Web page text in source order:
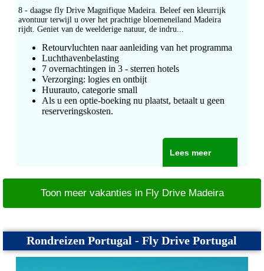
8 - daagse fly Drive Magnifique Madeira. Beleef een kleurrijk
avontuur terwijl u over het prachtige bloemeneiland Madeira
rijdt. Geniet van de weelderige natuur, de indru...
Retourvluchten naar aanleiding van het programma
Luchthavenbelasting
7 overnachtingen in 3 - sterren hotels
Verzorging: logies en ontbijt
Huurauto, categorie small
Als u een optie-boeking nu plaatst, betaalt u geen
reserveringskosten.
Lees meer
Toon meer vakanties in Fly Drive Madeira
Rondreizen Portugal - Fly Drive Portugal